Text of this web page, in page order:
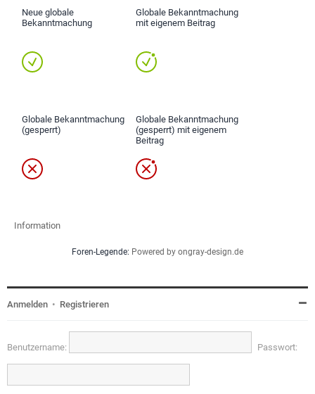
Neue globale
Bekanntmachung
Globale Bekanntmachung
mit eigenem Beitrag
Globale Bekanntmachung
(gesperrt)
Globale Bekanntmachung
(gesperrt) mit eigenem
Beitrag
Information
Foren-Legende: Powered by ongray-design.de
Anmelden • Registrieren
Benutzername: Passwort: